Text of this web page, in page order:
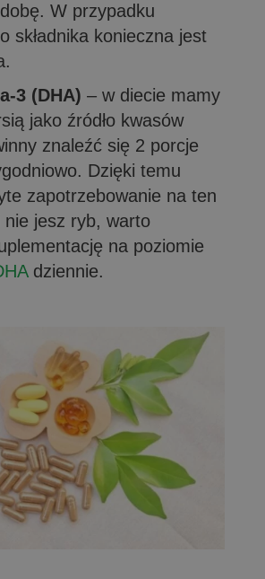
W przypadku
składnika konieczna jest
3 (DHA) – w diecie mamy
jako źródło kwasów
znaleźć się 2 porcje
Dzięki temu
zapotrzebowanie na ten
nie jesz ryb, warto
na poziomie
dziennie.